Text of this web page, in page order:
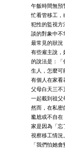
午飯時間無預
忙看管移工，
犯性的監視方
談的對象中不
最常見的狀況
有些雇主說，
的說法是：「
生人，怎麼可
有個人在家看
父母白天三不
一起載到祖父
然而，在私密
尷尬或不自在
家是因為「忘
視察移工情況。
「我們怕她會